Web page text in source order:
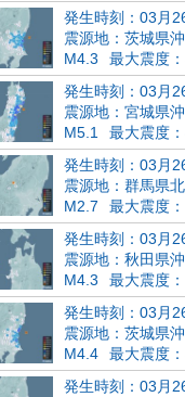
発生時刻：03月
震源地：茨城県沖
M4.3
最大震度
発生時刻：03月
震源地：宮城県沖
M5.1
最大震度
発生時刻：03月
震源地：群馬県
M2.7
最大震度：
発生時刻：03月
震源地：秋田県沖
M4.3
最大震度：
発生時刻：03月
震源地：茨城県沖
M4.4
最大震度
発生時刻：03月